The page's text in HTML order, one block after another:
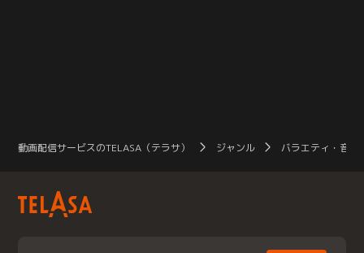
動画配信サービスのTELASA（テラサ） ジャンル バラエティ・音楽